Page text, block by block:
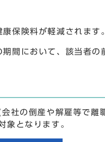
保険料が軽減されます
期間において、該当
社の倒産や解雇等で
象となります。